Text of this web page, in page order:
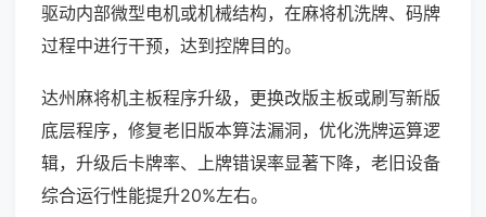
驱动内部微型电机或机械结构，在麻将机洗牌、码牌
过程中进行干预，达到控牌目的。
达州麻将机主板程序升级，更换改版主板或刷写新版
底层程序，修复老旧版本算法漏洞，优化洗牌运算逻
辑，升级后卡牌率、上牌错误率显著下降，老旧设备
综合运行性能提升20%左右。